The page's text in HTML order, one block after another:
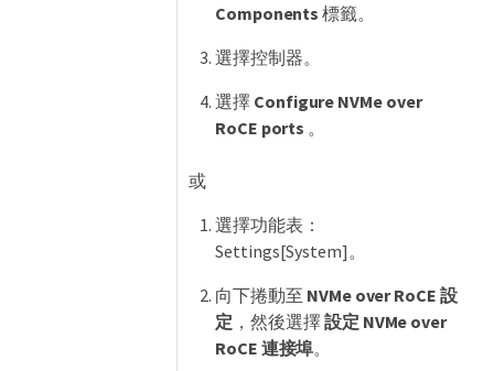
Components 標籤。
選擇控制器。
選擇 Configure NVMe over
RoCE ports 。
或
選擇功能表：
Settings[System]。
向下捲動至 NVMe over RoCE 設
定 ，然後選擇設定 NVMe over
RoCE 連接埠。